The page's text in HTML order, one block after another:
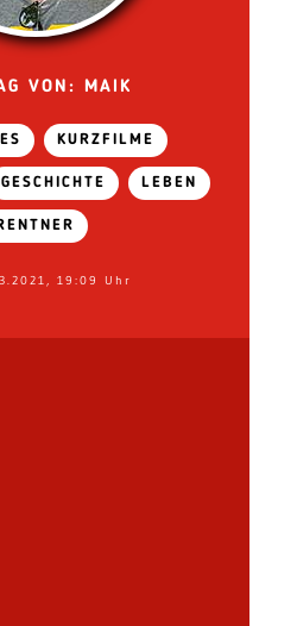
VON: MAIK
KURZFILME
GESCHICHTE LEBEN
19:09 Uhr